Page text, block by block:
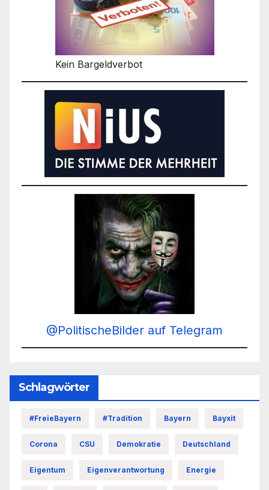
Kein Bargeldverbot
@PolitischeBilder auf Telegram
Schlagwörter
#FreieBayern #Tradition Bayern Bayxit
Corona CSU Demokratie Deutschland
Eigentum Eigenverantwortung Energie